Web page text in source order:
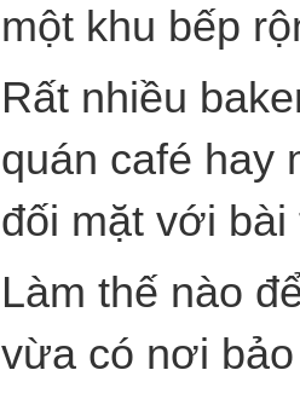
một khu bếp
Rất nhiều
quán café hay
đối mặt với
Làm thế nào
vừa có nơi